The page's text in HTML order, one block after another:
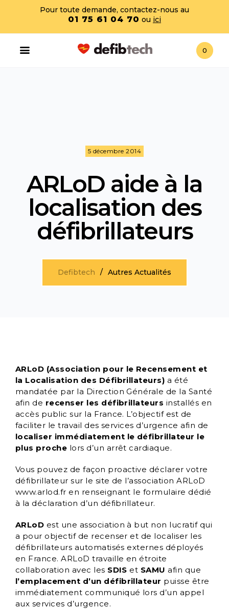
Pour toute demande, contactez-nous au
01 75 61 04 70 ou ici
0
5 décembre 2014
ARLoD aide à la
localisation des
défibrillateurs
Defibtech Autres Actualités
ARLoD (Association pour le Recensement et
la Localisation des Défibrillateurs) a été
mandatée par la Direction Générale de la Santé
afin de recenser les défibrillateurs installés en
accès public sur la France. L’objectif est de
faciliter le travail des services d’urgence afin de
localiser immédiatement le défibrillateur le
plus proche lors d’un arrêt cardiaque.
Vous pouvez de façon proactive déclarer votre
défibrillateur sur le site de l’association ARLoD
www.arlod.fr en renseignant le formulaire dédié
à la déclaration d’un défibrillateur.
ARLoD est une association à but non lucratif qui
a pour objectif de recenser et de localiser les
défibrillateurs automatisés externes déployés
en France. ARLoD travaille en étroite
collaboration avec les SDIS et SAMU afin que
l’emplacement d’un défibrillateur puisse être
immédiatement communiqué lors d’un appel
aux services d’urgence.